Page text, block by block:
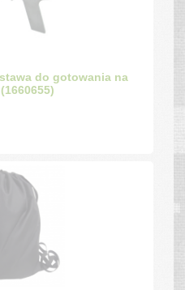
do gotowania na